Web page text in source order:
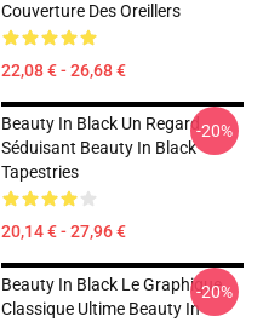
Couverture Des Oreillers
22,08 € - 26,68 €
Beauty In Black Un Regard
Séduisant Beauty In Black
Tapestries
20,14 € - 27,96 €
-20%
Beauty In Black Le Graphique
Classique Ultime Beauty In
-20%